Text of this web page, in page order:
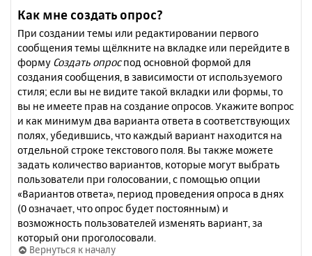
Как мне создать опрос?
При создании темы или редактировании первого
сообщения темы щёлкните на вкладке или перейдите в
форму Создать опроспод основной формой для
создания сообщения, в зависимости от используемого
стиля; если вы не видите такой вкладки или формы, то
вы не имеете прав на создание опросов. Укажите вопрос
и как минимум два варианта ответа в соответствующих
полях, убедившись, что каждый вариант находится на
отдельной строке текстового поля. Вы также можете
задать количество вариантов, которые могут выбрать
пользователи при голосовании, с помощью опции
«Вариантов ответа», период проведения опроса в днях
(0 означает, что опрос будет постоянным) и
возможность пользователей изменять вариант, за
который они проголосовали.
Вернуться к началу